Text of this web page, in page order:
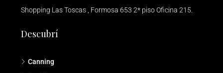
Shopping Las Toscas , Formosa 653 2* piso Oficina 215.
Descubrí
Canning